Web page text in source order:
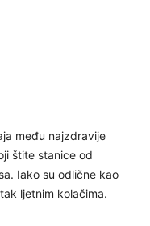
među najzdravije
štite stanice od
Iako su odlične kao
ljetnim kolačima.